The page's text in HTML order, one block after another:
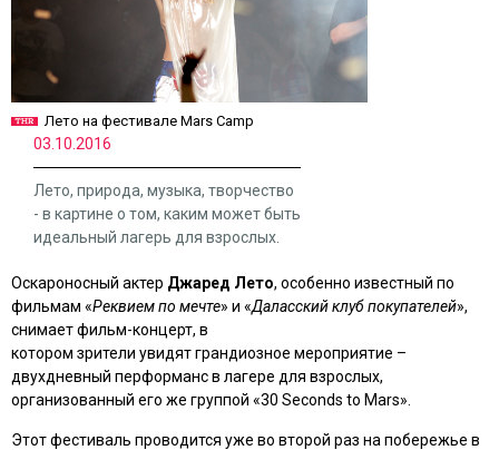
Лето на фестивале Mars Camp
03.10.2016
Лето, природа, музыка, творчество
- в картине о том, каким может быть
идеальный лагерь для взрослых.
Оскароносный актер Джаред Лето, особенно известный по
фильмам «Реквием по мечте» и «Даласский клуб покупателей»,
снимает фильм-концерт, в
котором зрители увидят грандиозное мероприятие –
двухдневный перформанс в лагере для взрослых,
организованный его же группой «30 Seconds to Mars».
Этот фестиваль проводится уже во второй раз на побережье в